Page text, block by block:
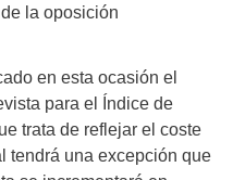
la oposición
en esta ocasión el
para el Índice de
trata de reflejar el coste
tendrá una excepción que